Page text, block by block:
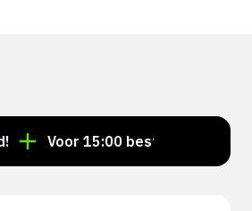
Voor 15:00 besteld = dezelfde dag